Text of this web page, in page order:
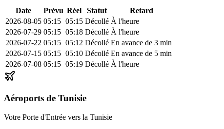
Date Prévu Réel Statut
Retard
2026-08-05 05:15 05:15 Décollé À l'heure
2026-07-29 05:15 05:18 Décollé À l'heure
2026-07-22 05:15 05:12 Décollé En avance de 3 min
2026-07-15 05:15 05:10 Décollé En avance de 5 min
2026-07-08 05:15 05:19 Décollé À l'heure
Aéroports de Tunisie
Votre Porte d'Entrée vers la Tunisie